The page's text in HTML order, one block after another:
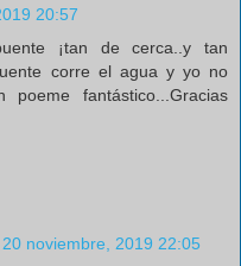
20:57
¡tan de cerca..y tan
corre el agua y yo no
fantástico...Gracias
20 noviembre, 2019 22:05